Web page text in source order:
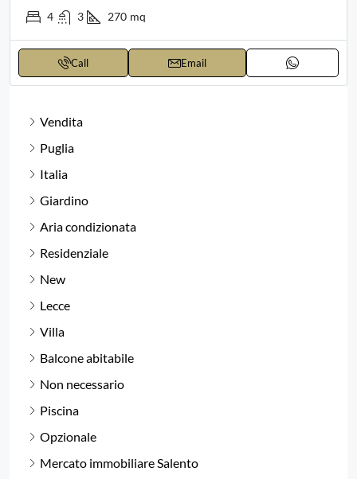
4 3 270 mq
Call Email
Vendita
Puglia
Italia
Giardino
Aria condizionata
Residenziale
New
Lecce
Villa
Balcone abitabile
Non necessario
Piscina
Opzionale
Mercato immobiliare Salento